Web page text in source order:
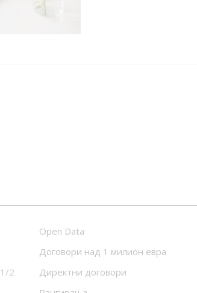
2
Open Data
Договори над 1 милион евра
Директни договори